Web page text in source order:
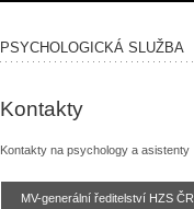
PSYCHOLOGICKÁ SLUŽBA
Kontakty
Kontakty na psychology a asistenty
MV-generální ředitelství HZS ČR